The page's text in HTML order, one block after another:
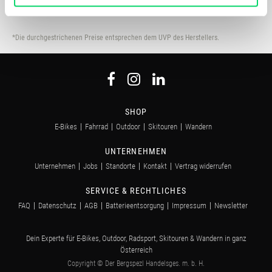
anbieten zu können und die Zugriffe auf unsere Website
zu analysieren. Außerdem geben wir Informationen zu
möglicherweise mit weiteren Daten zusammen, die Du
*Die durchgestrichenen Preise entsprechen dem UVP des Herstellers.
SHOP
E-Bikes Fahrrad Outdoor Skitouren Wandern
UNTERNEHMEN
Unternehmen Jobs Standorte Kontakt Vertrag widerrufen
SERVICE & RECHTLICHES
FAQ Datenschutz AGB Batterieentsorgung Impressum Newsletter
Dein Experte für E-Bikes, Outdoor, Radsport, Skitouren & Wandern in ganz
Österreich
Copyright © Der Bergspezl Handelsges. m. b. H.